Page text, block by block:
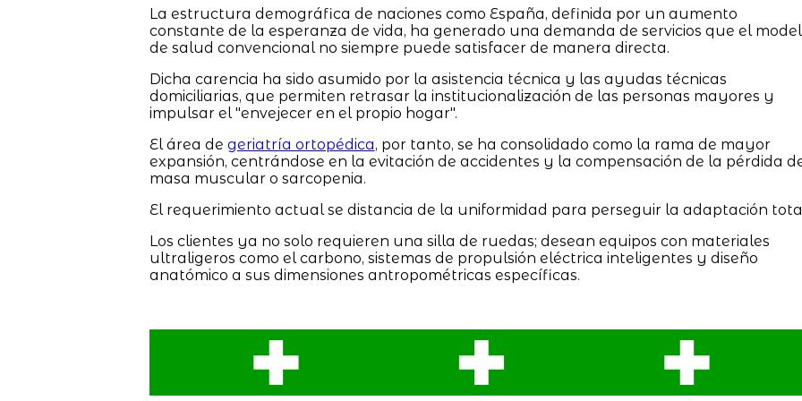
La estructura demográfica de naciones como España, definida por un aumento
constante de la esperanza de vida, ha generado una demanda de servicios que el
de salud convencional no siempre puede satisfacer de manera directa.
Dicha carencia ha sido asumido por la asistencia técnica y las ayudas técnicas
domiciliarias, que permiten retrasar la institucionalización de las personas mayores y
impulsar el "envejecer en el propio hogar".
El área de geriatría ortopédica, por tanto, se ha consolidado como la rama de mayor
expansión, centrándose en la evitación de accidentes y la compensación de la pérdida
masa muscular o sarcopenia.
El requerimiento actual se distancia de la uniformidad para perseguir la adaptación
Los clientes ya no solo requieren una silla de ruedas; desean equipos con materiales
ultraligeros como el carbono, sistemas de propulsión eléctrica inteligentes y diseño
anatómico a sus dimensiones antropométricas específicas.